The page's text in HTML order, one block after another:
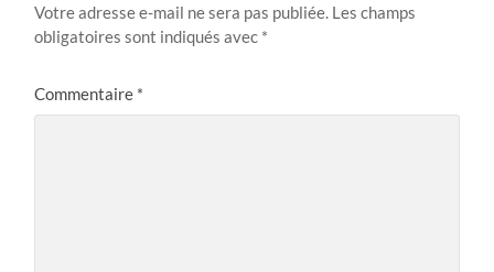
Votre adresse e-mail ne sera pas publiée. Les champs
obligatoires sont indiqués avec *
Commentaire *